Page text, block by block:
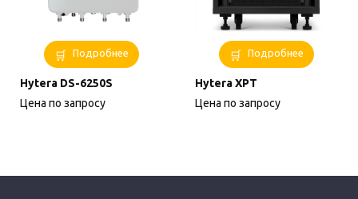
Подробнее
Hytera DS-6250S
Цена по запросу
Подробнее
Hytera XPT
Цена по запросу